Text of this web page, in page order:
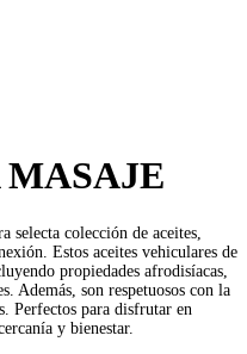
selecta colección de aceites,
Estos aceites vehiculares de
propiedades afrodisíacas,
Además, son respetuosos con la
Perfectos para disfrutar en
y bienestar.